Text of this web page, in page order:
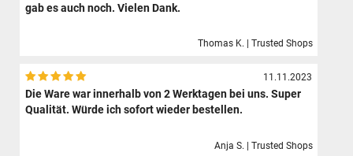
gab es auch noch. Vielen Dank.
Thomas K. | Trusted Shops
11.11.2023
Die Ware war innerhalb von 2 Werktagen bei uns. Super
Qualität. Würde ich sofort wieder bestellen.
Anja S. | Trusted Shops